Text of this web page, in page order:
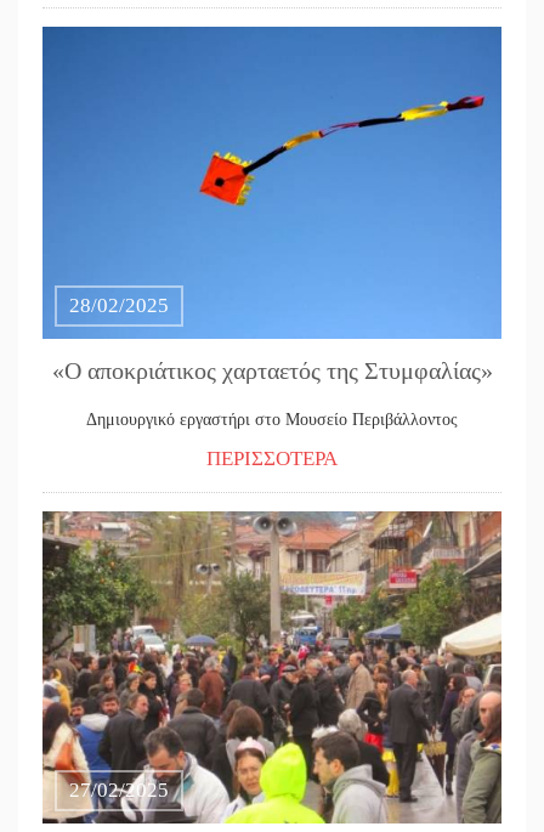
28/02/2025
«Ο αποκριάτικος χαρταετός της Στυμφαλίας»
Δημιουργικό εργαστήρι στο Μουσείο Περιβάλλοντος
ΠΕΡΙΣΣΟΤΕΡΑ
27/02/2025